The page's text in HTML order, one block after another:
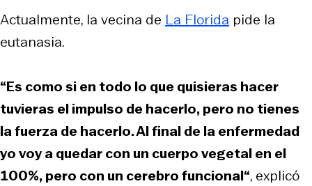
Actualmente, la vecina de La Florida pide la
eutanasia.
“Es como si en todo lo que quisieras hacer
tuvieras el impulso de hacerlo, pero no tienes
la fuerza de hacerlo. Al final de la enfermedad
yo voy a quedar con un cuerpo vegetal en el
100%, pero con un cerebro funcional“, explicó